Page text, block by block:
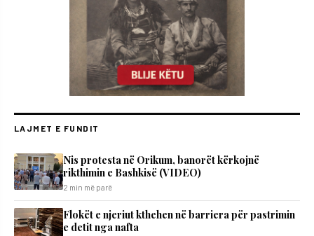
LAJMET E FUNDIT
Nis protesta në Orikum, banorët kërkojnë
rikthimin e Bashkisë (VIDEO)
2 min më parë
Flokët e njeriut kthehen në barriera për pastrimin
e detit nga nafta